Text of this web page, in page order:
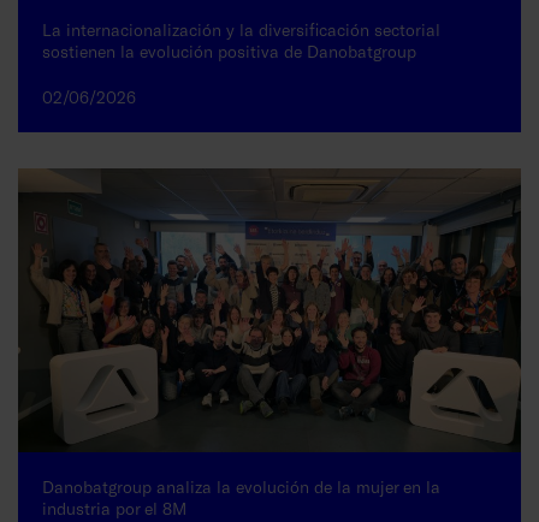
La internacionalización y la diversificación sectorial
sostienen la evolución positiva de Danobatgroup
02/06/2026
Danobatgroup analiza la evolución de la mujer en la
industria por el 8M